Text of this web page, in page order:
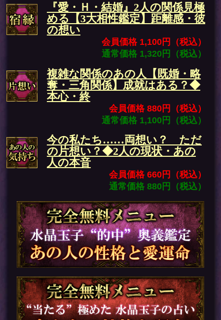
『愛・Ｈ・結婚』2人の関係見極
める【3大相性鑑定】距離感・彼
の想い
会員価格 1,100円（税込）
通常価格 1,320円（税込）
複雑な関係のあの人【既婚・略
奪・三角関係】成就はある？◆
本心・終
会員価格 880円（税込）
通常価格 1,100円（税込）
今の私たち……両想い？ ただ
の片想い？◆2人の現状・あの
人の本音
会員価格 660円（税込）
通常価格 880円（税込）